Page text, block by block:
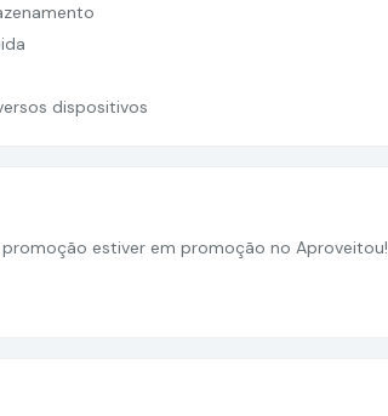
dispositivos
estiver em promoção no Aproveitou!